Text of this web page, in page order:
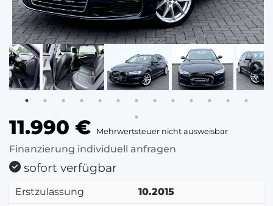
11.990 € Mehrwertsteuer nicht ausweisbar
Finanzierung individuell anfragen
sofort verfügbar
Erstzulassung
10.2015